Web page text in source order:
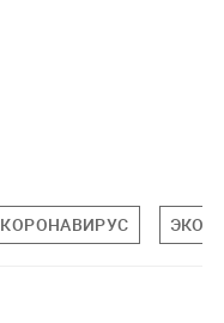
КОРОНАВИРУС